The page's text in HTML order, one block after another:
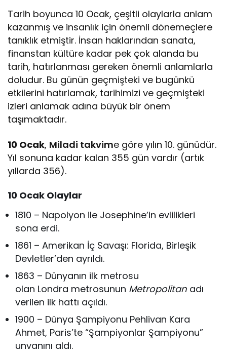
Tarih boyunca 10 Ocak, çeşitli olaylarla anlam
kazanmış ve insanlık için önemli dönemeçlere
tanıklık etmiştir. İnsan haklarından sanata,
finanstan kültüre kadar pek çok alanda bu
tarih, hatırlanması gereken önemli anlamlarla
doludur. Bu günün geçmişteki ve bugünkü
etkilerini hatırlamak, tarihimizi ve geçmişteki
izleri anlamak adına büyük bir önem
taşımaktadır.
10 Ocak, Miladi takvime göre yılın 10. günüdür.
Yıl sonuna kadar kalan 355 gün vardır (artık
yıllarda 356).
10 Ocak Olaylar
1810 – Napolyon ile Josephine’in evlilikleri
sona erdi.
1861 – Amerikan İç Savaşı: Florida, Birleşik
Devletler’den ayrıldı.
1863 – Dünyanın ilk metrosu
olan Londra metrosunun Metropolitan adı
verilen ilk hattı açıldı.
1900 – Dünya Şampiyonu Pehlivan Kara
Ahmet, Paris’te “Şampiyonlar Şampiyonu”
unvanını aldı.